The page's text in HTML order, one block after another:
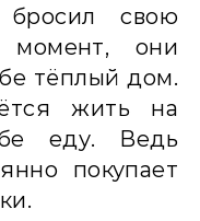
свою
момент, они
тёплый дом.
жить на
еду. Ведь
покупает